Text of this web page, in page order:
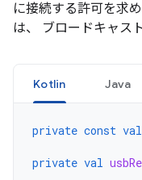
に接続する許可を求
は、 ブロードキャス
Kotlin Java
private const val
private val